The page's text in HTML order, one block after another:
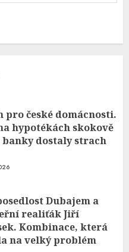
pro české domácnosti.
hypotékách skokově
dostaly strach
Dubajem a
realiťák Jiří
Kombinace, která
na velký problém